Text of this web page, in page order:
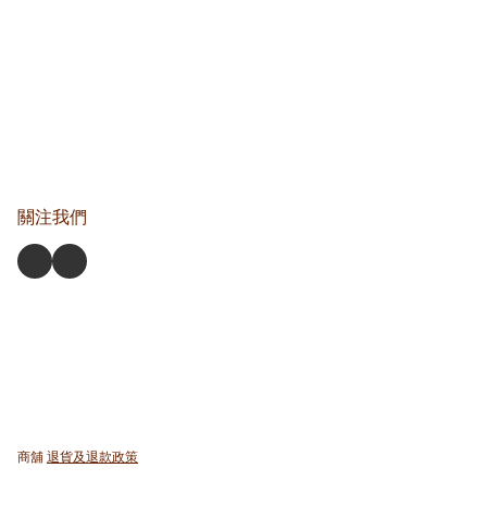
關注我們
商舖 退貨及退款政策